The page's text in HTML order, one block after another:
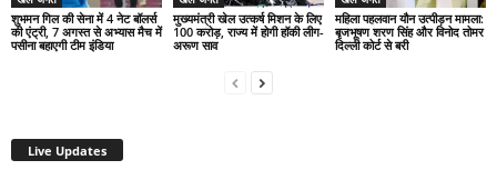
शुभमन गिल की सेना में 4 नेट बॉलर्स
की एंट्री, 7 अगस्त से अभ्यास मैच में
पसीना बहाएगी टीम इंडिया
मुख्यमंत्री खेल उत्कर्ष मिशन के लिए
100 करोड़, राज्य में होगी हॉकी लीग-
अरूण साव
महिला पहलवान यौन उत्पीड़न मामला:
बृजभूषण शरण सिंह और विनोद तोमर
दिल्ली कोर्ट से बरी
Live Updates